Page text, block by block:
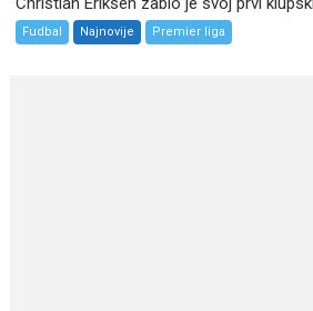
Fudbal Najnovije Premier liga